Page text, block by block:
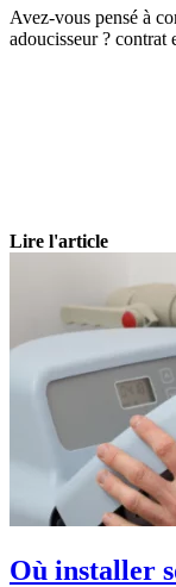
Avez-vous pensé à
adoucisseur ?
Lire l'article
Où installer